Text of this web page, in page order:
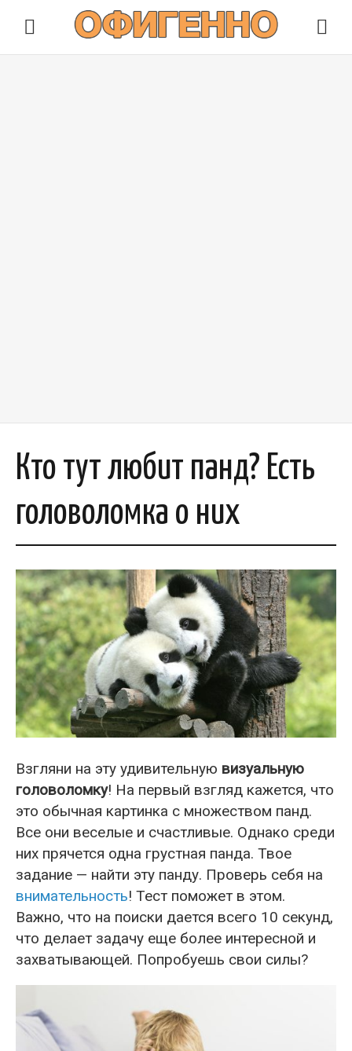
Кто тут любит панд? Есть
головоломка о них
Взгляни на эту удивительную визуальную
головоломку! На первый взгляд кажется, что
это обычная картинка с множеством панд.
Все они веселые и счастливые. Однако среди
них прячется одна грустная панда. Твое
задание — найти эту панду. Проверь себя на
внимательность! Тест поможет в этом.
Важно, что на поиски дается всего 10 секунд,
что делает задачу еще более интересной и
захватывающей. Попробуешь свои силы?